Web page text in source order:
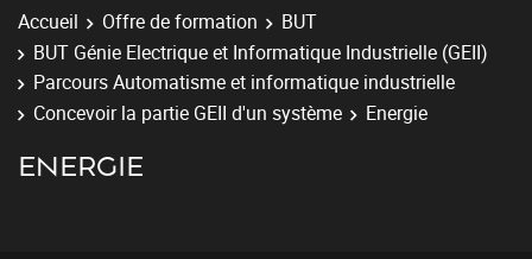
Accueil Offre de formation
BUT
BUT Génie Electrique et Informatique Industrielle (GEII)
Parcours Automatisme et informatique industrielle
Concevoir la partie GEII d'un système
Energie
ENERGIE